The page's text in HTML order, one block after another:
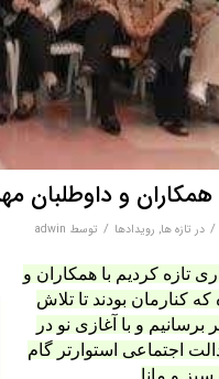
و داوطلبان مهر
/ در تازه ها, رویدادها / توسط adwin
تازه کردیم با همکاران و
کنارمان بودند تا تلاش
برسانیم و با آغازی نو در
اجتماعی استوارتر گام
و مانا